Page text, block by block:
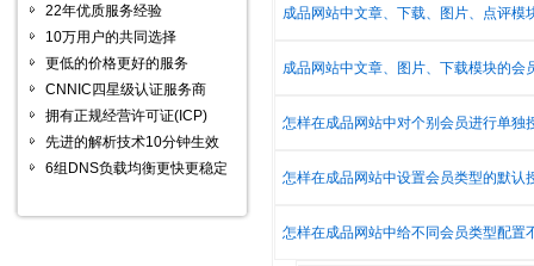
22年优质服务经验
10万用户的共同选择
更低的价格更好的服务
CNNIC四星级认证服务商
拥有正规经营许可证(ICP)
先进的解析技术10分钟生效
6组DNS负载均衡更快更稳定
成品网站中文章、下载、图片、点评模
成品网站中文章、图片、下载模块的会
怎样在成品网站中对个别会员进行单独
怎样在成品网站中设置会员类型的默认
怎样在成品网站中给不同会员类型配置